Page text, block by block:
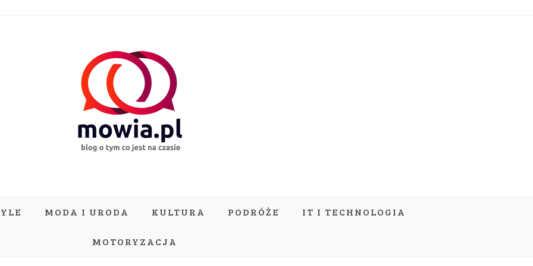
MODA I URODA KULTURA PODRÓŻE IT I TECHNOLOGIA
MOTORYZACJA